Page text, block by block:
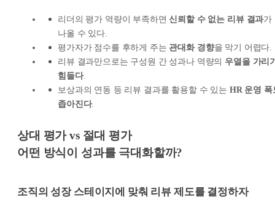
리더의 평가 역량이 부족하면 신뢰할 수 없는 리뷰 결과가
나올 수 있다.
평가자가 점수를 후하게 주는 관대화 경향을 막기 어렵다.
리뷰 결과만으로는 구성원 간 성과나 역량의 우열을 가리
힘들다.
보상과의 연동 등 리뷰 결과를 활용할 수 있는 HR 운영 폭
좁아진다.
상대 평가 vs 절대 평가
어떤 방식이 성과를 극대화할까?
조직의 성장 스테이지에 맞춰 리뷰 제도를 결정하자